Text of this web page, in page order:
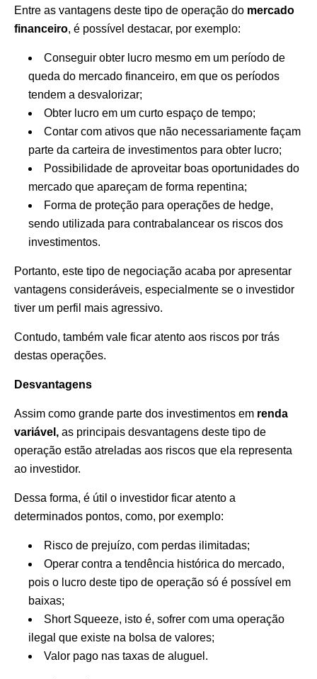
Entre as vantagens deste tipo de operação do mercado
financeiro, é possível destacar, por exemplo:
Conseguir obter lucro mesmo em um período de
queda do mercado financeiro, em que os períodos
tendem a desvalorizar;
Obter lucro em um curto espaço de tempo;
Contar com ativos que não necessariamente façam
parte da carteira de investimentos para obter lucro;
Possibilidade de aproveitar boas oportunidades do
mercado que apareçam de forma repentina;
Forma de proteção para operações de hedge,
sendo utilizada para contrabalancear os riscos dos
investimentos.
Portanto, este tipo de negociação acaba por apresentar
vantagens consideráveis, especialmente se o investidor
tiver um perfil mais agressivo.
Contudo, também vale ficar atento aos riscos por trás
destas operações.
Desvantagens
Assim como grande parte dos investimentos em renda
variável, as principais desvantagens deste tipo de
operação estão atreladas aos riscos que ela representa
ao investidor.
Dessa forma, é útil o investidor ficar atento a
determinados pontos, como, por exemplo:
Risco de prejuízo, com perdas ilimitadas;
Operar contra a tendência histórica do mercado,
pois o lucro deste tipo de operação só é possível em
baixas;
Short Squeeze, isto é, sofrer com uma operação
ilegal que existe na bolsa de valores;
Valor pago nas taxas de aluguel.